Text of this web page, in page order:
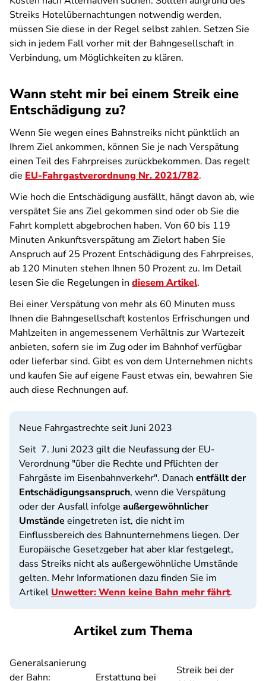
Streiks Hotelübernachtungen notwendig werden,
müssen Sie diese in der Regel selbst zahlen. Setzen Sie
sich in jedem Fall vorher mit der Bahngesellschaft in
Verbindung, um Möglichkeiten zu klären.
Wann steht mir bei einem Streik eine
Entschädigung zu?
Wenn Sie wegen eines Bahnstreiks nicht pünktlich an
Ihrem Ziel ankommen, können Sie je nach Verspätung
einen Teil des Fahrpreises zurückbekommen. Das regelt
die EU-Fahrgastverordnung Nr. 2021/782.
Wie hoch die Entschädigung ausfällt, hängt davon ab, wie
verspätet Sie ans Ziel gekommen sind oder ob Sie die
Fahrt komplett abgebrochen haben. Von 60 bis 119
Minuten Ankunftsverspätung am Zielort haben Sie
Anspruch auf 25 Prozent Entschädigung des Fahrpreises,
ab 120 Minuten stehen Ihnen 50 Prozent zu. Im Detail
lesen Sie die Regelungen in diesem Artikel.
Bei einer Verspätung von mehr als 60 Minuten muss
Ihnen die Bahngesellschaft kostenlos Erfrischungen und
Mahlzeiten in angemessenem Verhältnis zur Wartezeit
anbieten, sofern sie im Zug oder im Bahnhof verfügbar
oder lieferbar sind. Gibt es von dem Unternehmen nichts
und kaufen Sie auf eigene Faust etwas ein, bewahren Sie
auch diese Rechnungen auf.
Neue Fahrgastrechte seit Juni 2023
Seit 7. Juni 2023 gilt die Neufassung der EU-
Verordnung "über die Rechte und Pflichten der
Fahrgäste im Eisenbahnverkehr". Danach entfällt der
Entschädigungsanspruch, wenn die Verspätung
oder der Ausfall infolge außergewöhnlicher
Umstände eingetreten ist, die nicht im
Einflussbereich des Bahnunternehmens liegen. Der
Europäische Gesetzgeber hat aber klar festgelegt,
dass Streiks nicht als außergewöhnliche Umstände
gelten. Mehr Informationen dazu finden Sie im
Artikel Unwetter: Wenn keine Bahn mehr fährt.
Artikel zum Thema
Generalsanierung
der Bahn:
Erstattung bei
Streik bei der